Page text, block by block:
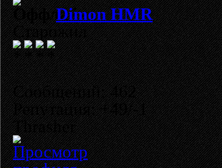
Dimon HMR
Старожил
Сообщений: 462
Репутация: +49/-1
Thrasher